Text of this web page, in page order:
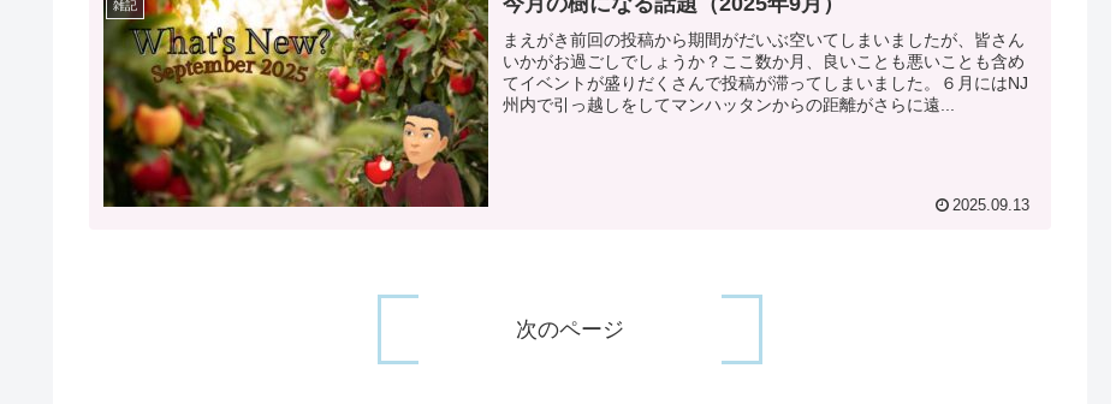
雑記
まえがき前回の投稿から期間がだいぶ空いてしまいましたが、皆さん
いかがお過ごしでしょうか？ここ数か月、良いことも悪いことも含め
てイベントが盛りだくさんで投稿が滞ってしまいました。６月にはNJ
州内で引っ越しをしてマンハッタンからの距離がさらに遠...
2025.09.13
次のページ